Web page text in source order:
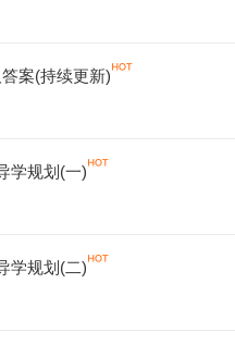
案(持续更新)
学规划(一)
学规划(二)